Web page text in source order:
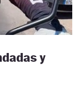
y